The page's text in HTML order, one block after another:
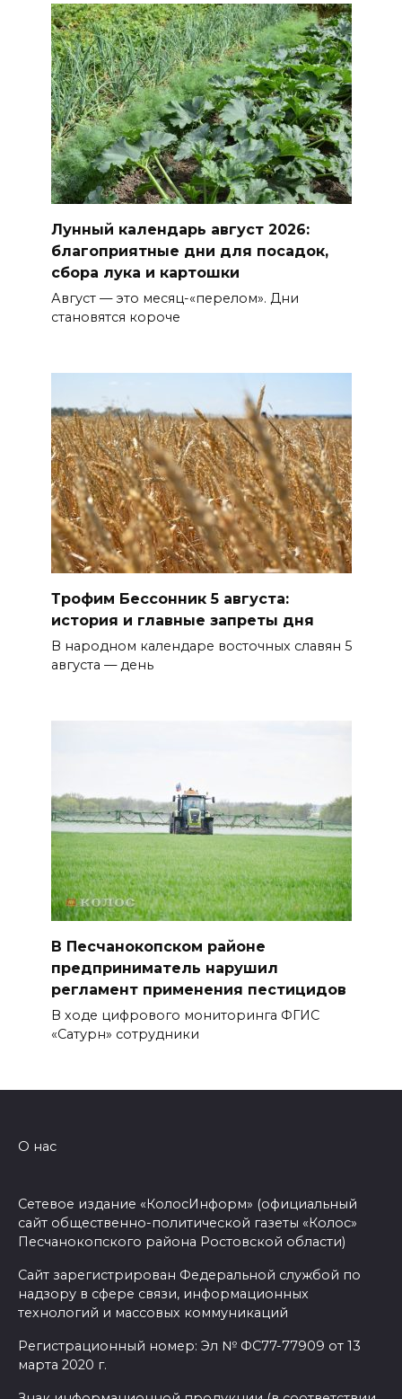
области участвуют в форуме,
посвященном десятилетию
движения
БОЛЬШЕ НОВОСТЕЙ
Лунный календарь август 2026:
благоприятные дни для посадок,
сбора лука и картошки
Август — это месяц-«перелом». Дни
становятся короче
Трофим Бессонник 5 августа:
история и главные запреты дня
В народном календаре восточных славян 5
августа — день
В Песчанокопском районе
предприниматель нарушил
регламент применения пестицидов
В ходе цифрового мониторинга ФГИС
«Сатурн» сотрудники
О нас
Сетевое издание «КолосИнформ» (официальный
сайт общественно-политической газеты «Колос»
Песчанокопского района Ростовской области)
Сайт зарегистрирован Федеральной службой по
надзору в сфере связи, информационных
технологий и массовых коммуникаций
Регистрационный номер: Эл № ФС77-77909 от 13
марта 2020 г.